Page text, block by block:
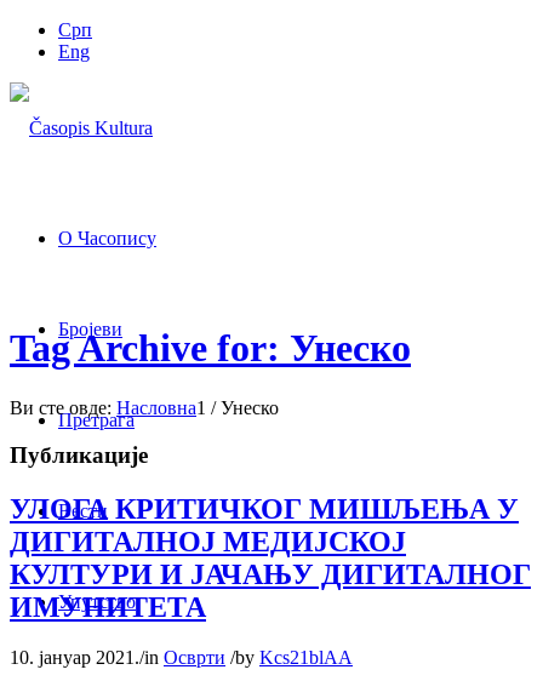
Срп
Eng
О Часопису
Бројеви
Претрага
Вести
Упутство
Tag Archive for: Унеско
Ви сте овде: Насловна1 / Унеско
Публикације
УЛОГА КРИТИЧКОГ МИШЉЕЊА У
ДИГИТАЛНОЈ МЕДИЈСКОЈ
КУЛТУРИ И ЈАЧАЊУ ДИГИТАЛНОГ
ИМУНИТЕТА
10. јануар 2021./in Осврти /by Kcs21blAA